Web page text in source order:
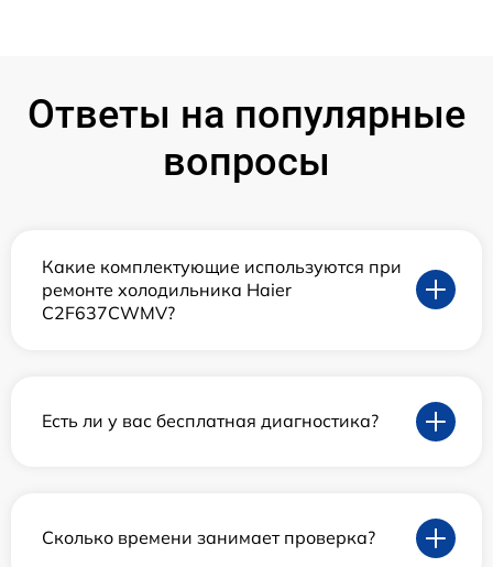
Ответы на популярные
вопросы
Какие комплектующие используются при
ремонте холодильника Haier
C2F637CWMV?
Есть ли у вас бесплатная диагностика?
Сколько времени занимает проверка?